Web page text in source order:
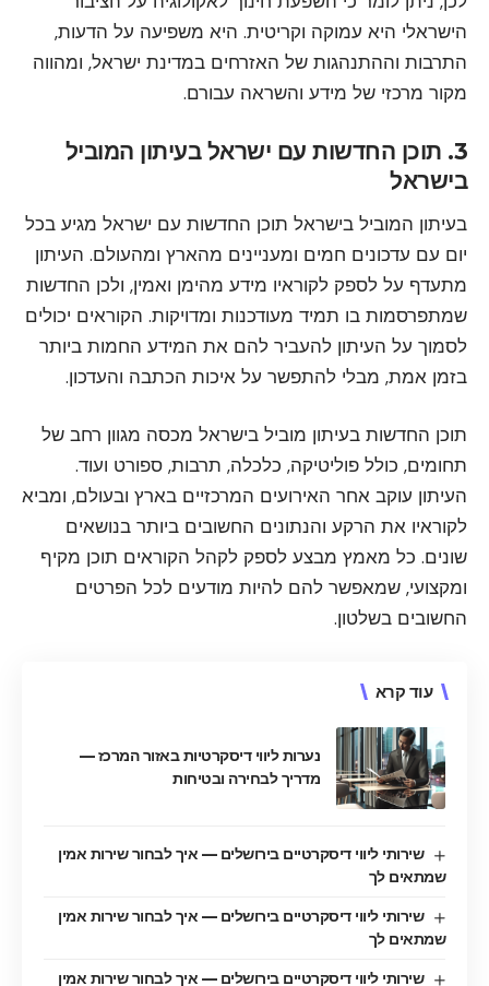
הישראלי היא עמוקה וקריטית. היא משפיעה על הדעות,
התרבות וההתנהגות של האזרחים במדינת ישראל, ומהווה
מקור מרכזי של מידע והשראה עבורם.
3. תוכן החדשות עם ישראל בעיתון המוביל
בישראל
בעיתון המוביל בישראל תוכן החדשות עם ישראל מגיע בכל
יום עם עדכונים חמים ומעניינים מהארץ ומהעולם. העיתון
מתעדף על לספק לקוראיו מידע מהימן ואמין, ולכן החדשות
שמתפרסמות בו תמיד מעודכנות ומדויקות. הקוראים יכולים
לסמוך על העיתון להעביר להם את המידע החמות ביותר
בזמן אמת, מבלי להתפשר על איכות הכתבה והעדכון.
תוכן החדשות בעיתון מוביל בישראל מכסה מגוון רחב של
תחומים, כולל פוליטיקה, כלכלה, תרבות, ספורט ועוד.
העיתון עוקב אחר האירועים המרכזיים בארץ ובעולם, ומביא
לקוראיו את הרקע והנתונים החשובים ביותר בנושאים
שונים. כל מאמץ מבצע לספק לקהל הקוראים תוכן מקיף
ומקצועי, שמאפשר להם להיות מודעים לכל הפרטים
החשובים בשלטון.
עוד קרא
נערות ליווי דיסקרטיות באזור המרכז —
מדריך לבחירה ובטיחות
שירותי ליווי דיסקרטיים בירושלים — איך לבחור שירות אמין
שמתאים לך
שירותי ליווי דיסקרטיים בירושלים — איך לבחור שירות אמין
שמתאים לך
שירותי ליווי דיסקרטיים בירושלים — איך לבחור שירות אמין